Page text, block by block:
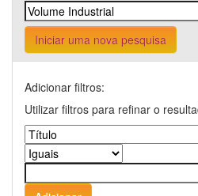
Iniciar uma nova pesquisa
Adicionar filtros:
Utilizar filtros para refinar o